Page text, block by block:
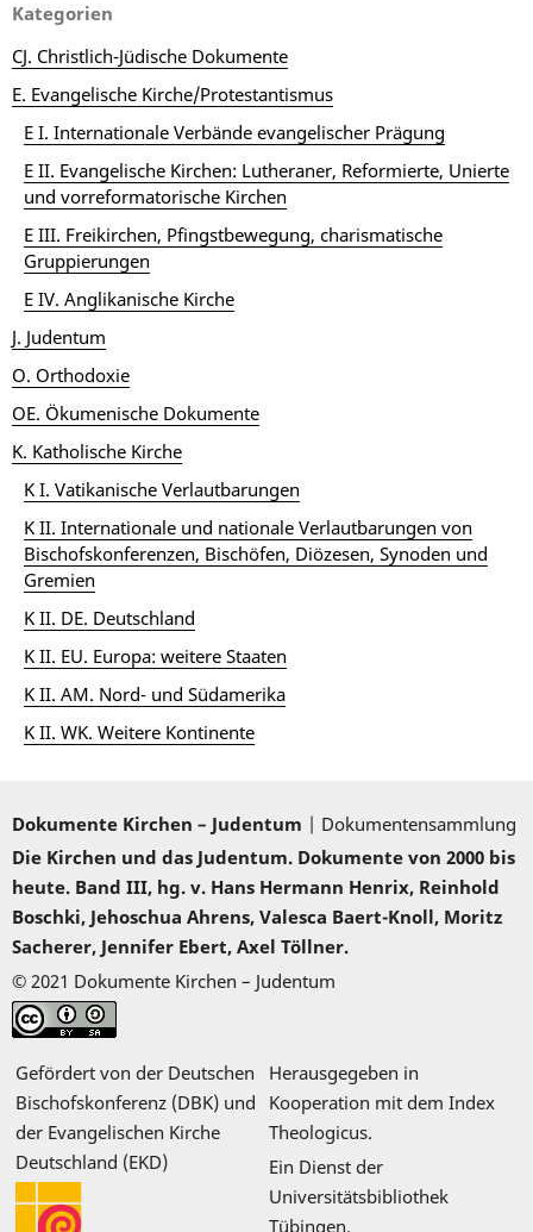
Kategorien
CJ. Christlich-Jüdische Dokumente
E. Evangelische Kirche/Protestantismus
E I. Internationale Verbände evangelischer Prägung
E II. Evangelische Kirchen: Lutheraner, Reformierte, Unierte
und vorreformatorische Kirchen
E III. Freikirchen, Pfingstbewegung, charismatische
Gruppierungen
E IV. Anglikanische Kirche
J. Judentum
O. Orthodoxie
OE. Ökumenische Dokumente
K. Katholische Kirche
K I. Vatikanische Verlautbarungen
K II. Internationale und nationale Verlautbarungen von
Bischofskonferenzen, Bischöfen, Diözesen, Synoden und
Gremien
K II. DE. Deutschland
K II. EU. Europa: weitere Staaten
K II. AM. Nord- und Südamerika
K II. WK. Weitere Kontinente
Dokumente Kirchen – Judentum | Dokumentensammlung
Die Kirchen und das Judentum. Dokumente von 2000 bis
heute. Band III, hg. v. Hans Hermann Henrix, Reinhold
Boschki, Jehoschua Ahrens, Valesca Baert-Knoll, Moritz
Sacherer, Jennifer Ebert, Axel Töllner.
© 2021 Dokumente Kirchen – Judentum
Gefördert von der Deutschen
Bischofskonferenz (DBK) und
der Evangelischen Kirche
Deutschland (EKD)
Herausgegeben in
Kooperation mit dem Index
Theologicus.
Ein Dienst der
Universitätsbibliothek
Tübingen.